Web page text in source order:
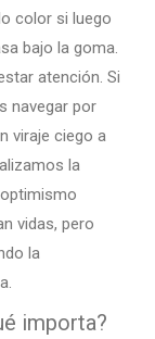
color si luego
bajo la goma.
atención. Si
navegar por
viraje ciego a
la
vidas, pero
la
importa?